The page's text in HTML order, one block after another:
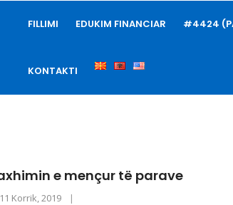
FILLIMI EDUKIM FINANCIAR #4424
KONTAKTI
e mençur të parave
11 Korrik, 2019 |